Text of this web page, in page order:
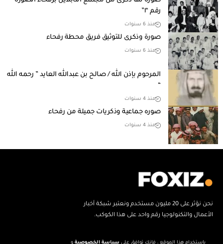
باستخدام هذا الموقع ، فإنك توافق على سياسة الخصوصية و
رقم “١”
منذ 6 سنوات
صورة وذكرى للتوثيق فريق محطة رفحاء
منذ 6 سنوات
المرحوم بإذن الله / صالح بن عبدالله العايد ” رحمه الله
“
منذ 4 سنوات
صوره جماعية وذكريات جميلة من رفحاء
منذ 4 سنوات
نحن نؤثر على 20 مليون مستخدم ونعتبر شبكة أخبار
الأعمال والتكنولوجيا رقم واحد على هذا الكوكب.